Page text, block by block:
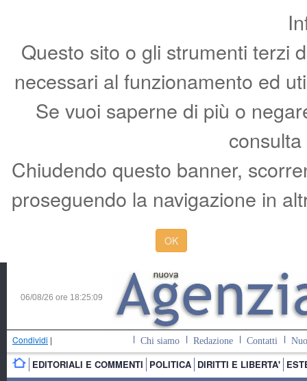
Questo sito o gli strumenti terzi
necessari al funzionamento ed
Se vuoi saperne di più o
Chiudendo questo banner,
proseguendo la navigazione in
OK
06/08/26 ore 18:25:10
Condividi | Chi siamo Redazione Contatti
EDITORIALI E COMMENTI POLITICA DIRITTI E LIBERTA'